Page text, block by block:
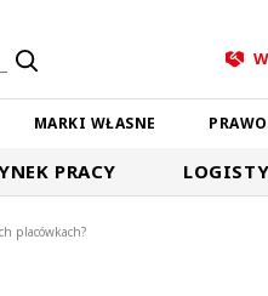
MARKI WŁASNE
PRACY
placówkach?